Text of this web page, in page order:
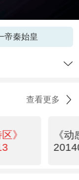
帝秦始皇
查看更多
》
《